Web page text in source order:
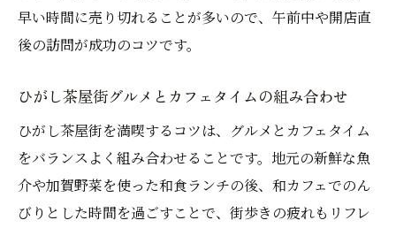
早い時間に売り切れることが多いので、午前中や開店直
後の訪問が成功のコツです。
ひがし茶屋街グルメとカフェタイムの組み合わせ
ひがし茶屋街を満喫するコツは、グルメとカフェタイム
をバランスよく組み合わせることです。地元の新鮮な魚
介や加賀野菜を使った和食ランチの後、和カフェでのん
びりとした時間を過ごすことで、街歩きの疲れもリフレ